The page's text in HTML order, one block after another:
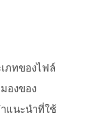
ภทของไฟล์
องของ
แนะนำที่ใช้